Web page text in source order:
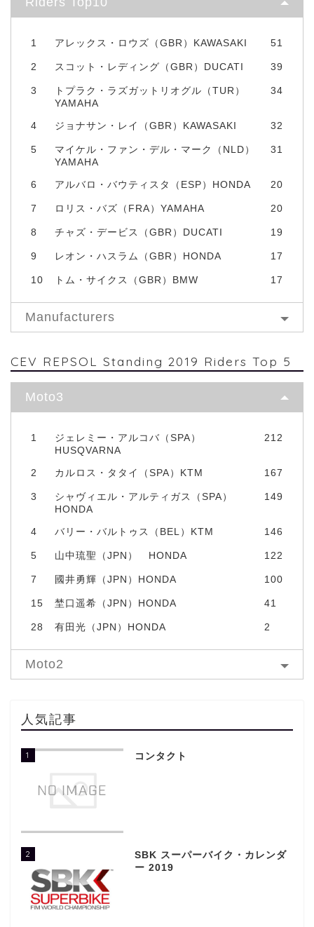
1 アレックス・ロウズ（GBR）KAWASAKI 51
2 スコット・レディング（GBR）DUCATI 39
3
トプラク・ラズガットリオグル（TUR）
YAMAHA
34
4 ジョナサン・レイ（GBR）KAWASAKI 32
5
マイケル・ファン・デル・マーク（NLD）
YAMAHA
31
6 アルバロ・バウティスタ（ESP）HONDA 20
7 ロリス・バズ（FRA）YAMAHA 20
8 チャズ・デービス（GBR）DUCATI 19
9 レオン・ハスラム（GBR）HONDA 17
10 トム・サイクス（GBR）BMW 17
Manufacturers
CEV REPSOL Standing 2019 Riders Top 5
Moto3
1
ジェレミー・アルコバ（SPA）
HUSQVARNA
212
2 カルロス・タタイ（SPA）KTM 167
3
シャヴィエル・アルティガス（SPA）
HONDA
149
4 バリー・バルトゥス（BEL）KTM 146
5 山中琉聖（JPN） HONDA 122
7 國井勇輝（JPN）HONDA 100
15 埜口遥希（JPN）HONDA 41
28 有田光（JPN）HONDA 2
Moto2
人気記事
1 コンタクト
2
SBK スーパーバイク・カレンダ
ー 2019